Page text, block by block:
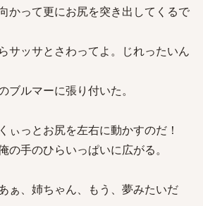
かって更にお尻を突き出してくるで
サッサとさわってよ。じれったいん
ブルマーに張り付いた。
ぃっとお尻を左右に動かすのだ！
の手のひらいっぱいに広がる。
ぁ、姉ちゃん、もう、夢みたいだ